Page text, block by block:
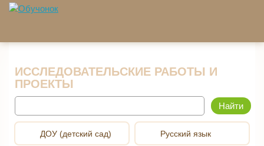
Перейти к основному содержанию
ИССЛЕДОВАТЕЛЬСКИЕ РАБОТЫ И
ПРОЕКТЫ
ДОУ (детский сад) Русский язык